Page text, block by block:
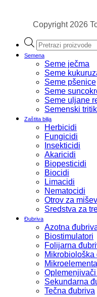
Copyright 2026
Products
search
Semena
Seme ječma
Seme
Seme pšenice
Seme
Seme uljane
Semenski
Zaštita bilja
Herbicidi
Fungicidi
Insekticidi
Akaricidi
Biopesticidi
Biocidi
Limacidi
Nematocidi
Otrov za
Sredstva za
Đubriva
Azotna
Biostimulatori
Folijarna
Mikrobiološka
Sekundarna
Tečna đubriva